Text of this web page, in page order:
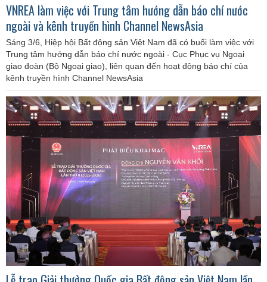
VNREA làm việc với Trung tâm hướng dẫn báo chí nước
ngoài và kênh truyền hình Channel NewsAsia
Sáng 3/6, Hiệp hội Bất động sản Việt Nam đã có buổi làm việc với
Trung tâm hướng dẫn báo chí nước ngoài - Cục Phục vụ Ngoại
giao đoàn (Bộ Ngoại giao), liên quan đến hoạt động báo chí của
kênh truyền hình Channel NewsAsia